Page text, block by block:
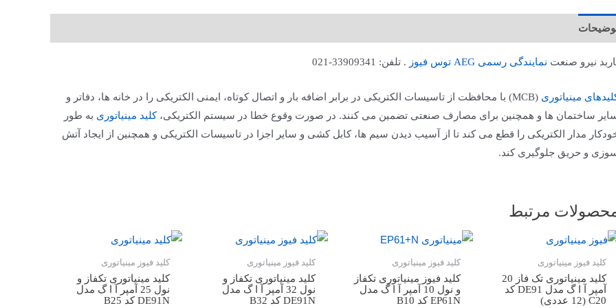
نیرو صنعت نمایندگی رسمی AEG توس فیوز . تلفن: 33909341-021
مینیاتوری
(MCB) با محافظت از تاسیسات الکتریکی در برابر اضافه بار و اتصال کوتاه، ایمنی الکتریکی را در خانه ها، دفاتر و
ساختمان ها و همچنین برای مصارف صنعتی تضمین می کنند. در صورت وقوع خطا در سیستم الکتریکی،کلید مینیاتوری به طور
مدار الکتریکی را قطع می کند تا از آسیب دیدن سیم ها، کابل کشی و سایر اجزا در تاسیسات الکتریکی و همچنین از ایجاد آتش
و حریق جلوگیری کند.
مرتبط
کلید فیوز مینیاتوری
کلید مینیاتوری تک فاز 20
آمپر آ ا گ مدل DE91 کد
C20 (12 عددی)
کلید فیوز مینیاتوری
کلید فیوز مینیاتوری تکفاز
و نول 10 آمپر آ ا گ مدل
EP61N کد B10
کلید فیوز مینیاتوری
کلید مینیاتوری تکفاز و
نول 32 آمپر آ ا گ مدل
DE91N کد B32
کلید فیوز مینیاتوری
کلید مینیاتوری تکفاز و
نول 25 آمپر آ ا گ مدل
DE91N کد B25